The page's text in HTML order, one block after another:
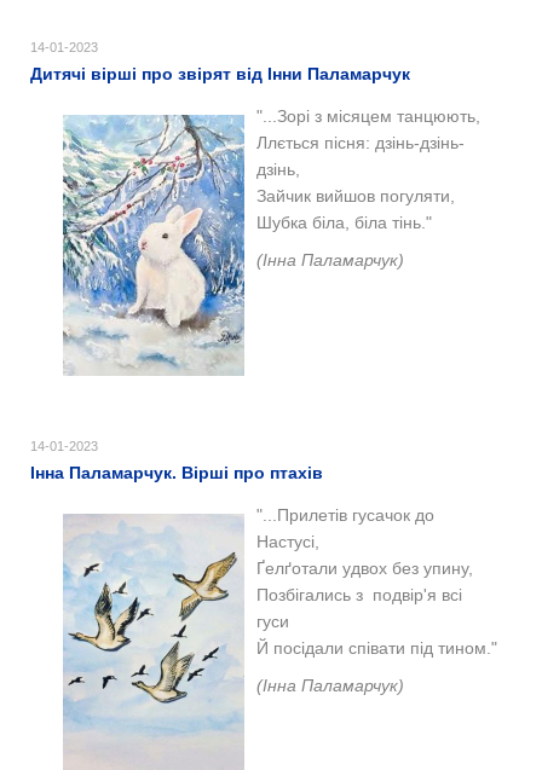
14-01-2023
Дитячі вірші про звірят від Інни Паламарчук
"...Зорі з місяцем танцюють,
Ллється пісня: дзінь-дзінь-
дзінь,
Зайчик вийшов погуляти,
Шубка біла, біла тінь."
(Інна Паламарчук)
14-01-2023
Інна Паламарчук. Вірші про птахів
"...Прилетів гусачок до
Настусі,
Ґелґотали удвох без упину,
Позбігались з подвір'я всі
гуси
Й посідали співати під тином."
(Інна Паламарчук)